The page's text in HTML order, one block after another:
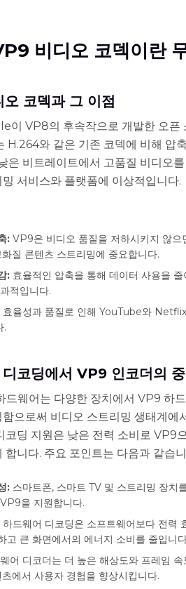
비디오 코덱이란
코덱과 그 이점
이 VP8의 후속작으로 개발한 오픈
H.264와 같은 기존 코덱에 비해 압
은 비트레이트에서 고품질 비디오
서비스와 플랫폼에 이상적입니다.
: VP9은 비디오 품질을 저하시키지 않으
질 콘텐츠 스트리밍에 중요합니다.
: 효율적인 압축을 통해 데이터 사용을
적입니다.
효율성과 품질로 인해 YouTube와
.
코딩에서 VP9 인코더의
드웨어는 다양한 장치에서 VP9 하
으로써 비디오 스트리밍 생태계에
코딩 지원은 낮은 전력 소비로 VP9
합니다. 주요 포인트는 다음과 같습
: 스마트폰, 스마트 TV 및 스트리밍 장치
을 지원합니다.
하드웨어 디코딩은 소프트웨어보다 전력
고 큰 화면에서의 에너지 소비를 줄입니
어 디코더는 더 높은 해상도와 프레임
에서 사용자 경험을 향상시킵니다.